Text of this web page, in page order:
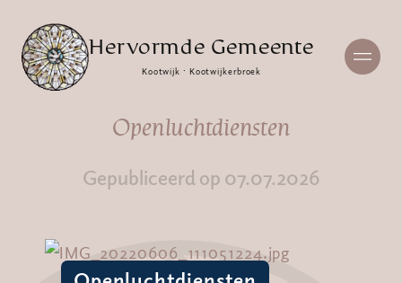
Hervormde Gemeente
Kootwijk · Kootwijkerbroek
Openluchtdiensten
Gepubliceerd op 07.07.2026